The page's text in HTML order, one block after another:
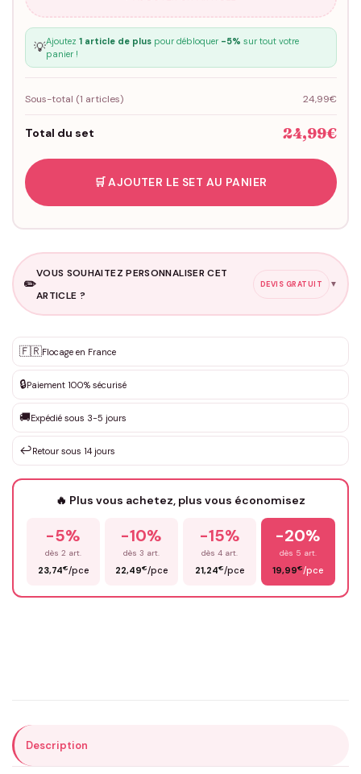
💡Ajoutez 1 article de pluspour débloquer -5% sur tout votre
panier !
Sous-total (1 articles) 24,99€
Total du set 24,99€
🛒 AJOUTER LE SET AU PANIER
✏️
VOUS SOUHAITEZ PERSONNALISER CET
ARTICLE ?
DEVIS GRATUIT ▼
✨ Personnalisation sur mesure
DEVIS GRATUIT · Personnalisation de 3 à 10€ selon la demande
Que souhaitez-vous ?*
Votre texte / idée*
Prénom*
ENVOYER MA DEMANDE ✨
🇫🇷Flocage en France
🔒Paiement 100% sécurisé
🚚Expédié sous 3-5 jours
↩️Retour sous 14 jours
🔥 Plus vous achetez, plus vous économisez
-5%
dès 2 art.
23,74€/pce
-10%
dès 3 art.
22,49€/pce
-15%
dès 4 art.
21,24€/pce
-20%
dès 5 art.
19,99€/pce
Description